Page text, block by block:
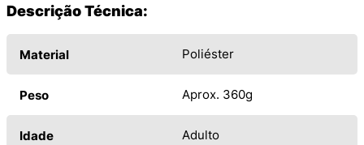
Descrição Técnica:
Material Poliéster
Peso Aprox. 360g
Idade Adulto